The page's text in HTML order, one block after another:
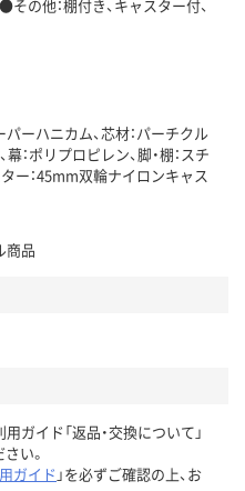
の他：棚付き、キャスター付、
パーハニカム、芯材：パーチクル
：ポリプロピレン、脚・棚：スチ
ー：45mm双輪ナイロンキャス
商品
ガイド「返品・交換について」
い。
ガイド 」を必ずご確認の上、お